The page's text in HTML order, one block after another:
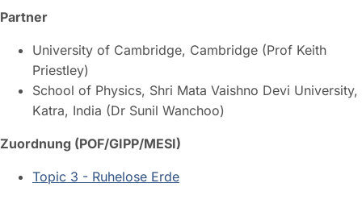
Partner
University of Cambridge, Cambridge (Prof Keith
Priestley)
School of Physics, Shri Mata Vaishno Devi University,
Katra, India (Dr Sunil Wanchoo)
Zuordnung (POF/GIPP/MESI)
Topic 3 - Ruhelose Erde